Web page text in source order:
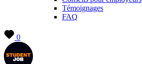
Témoignages
FAQ
0